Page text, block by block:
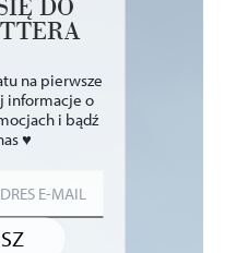
DO
na pierwsze
informacje o
i bądź
♥